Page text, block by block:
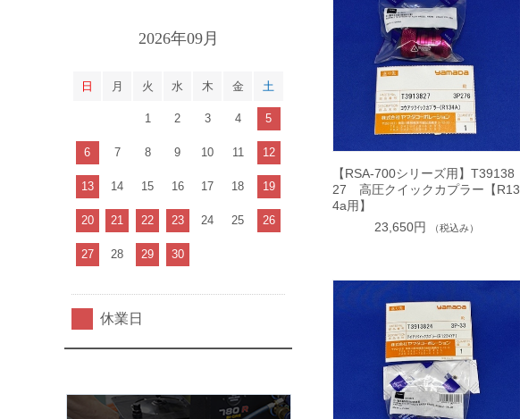
【RSA-700シリーズ用】T39138
27 高圧クイックカプラー【R13
4a用】
23,650円
（税込み）
2026年09月
日 月 火 水 木 金 土
1 2 3 4 5
6 7 8 9 10 11 12
13 14 15 16 17 18 19
20 21 22 23 24 25 26
27 28 29 30
休業日